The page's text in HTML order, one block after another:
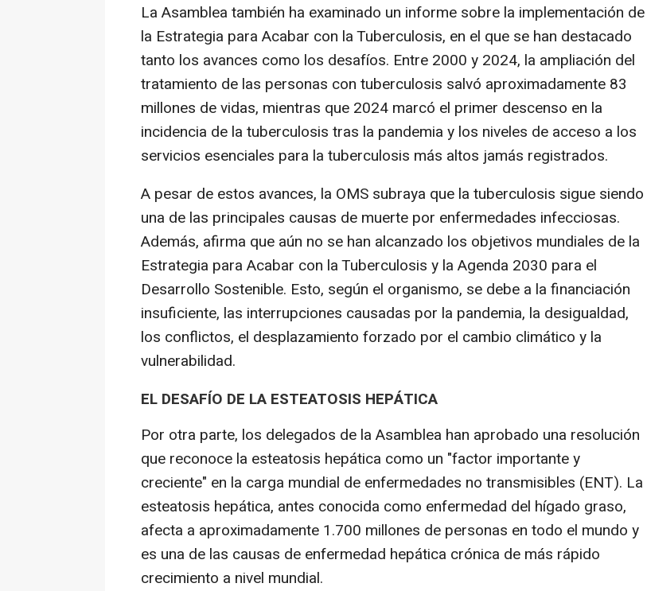
La Asamblea también ha examinado un informe sobre la implementación de
la Estrategia para Acabar con la Tuberculosis, en el que se han destacado
tanto los avances como los desafíos. Entre 2000 y 2024, la ampliación del
tratamiento de las personas con tuberculosis salvó aproximadamente 83
millones de vidas, mientras que 2024 marcó el primer descenso en la
incidencia de la tuberculosis tras la pandemia y los niveles de acceso a los
servicios esenciales para la tuberculosis más altos jamás registrados.
A pesar de estos avances, la OMS subraya que la tuberculosis sigue siendo
una de las principales causas de muerte por enfermedades infecciosas.
Además, afirma que aún no se han alcanzado los objetivos mundiales de la
Estrategia para Acabar con la Tuberculosis y la Agenda 2030 para el
Desarrollo Sostenible. Esto, según el organismo, se debe a la financiación
insuficiente, las interrupciones causadas por la pandemia, la desigualdad,
los conflictos, el desplazamiento forzado por el cambio climático y la
vulnerabilidad.
EL DESAFÍO DE LA ESTEATOSIS HEPÁTICA
Por otra parte, los delegados de la Asamblea han aprobado una resolución
que reconoce la esteatosis hepática como un "factor importante y
creciente" en la carga mundial de enfermedades no transmisibles (ENT). La
esteatosis hepática, antes conocida como enfermedad del hígado graso,
afecta a aproximadamente 1.700 millones de personas en todo el mundo y
es una de las causas de enfermedad hepática crónica de más rápido
crecimiento a nivel mundial.